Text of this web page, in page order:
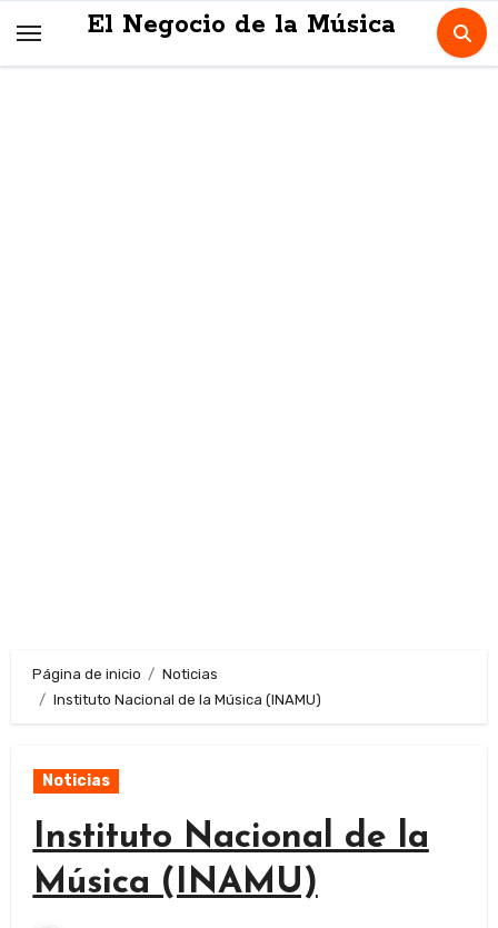
El Negocio de la Música
Página de inicio
Noticias
Instituto Nacional de la Música (INAMU)
Noticias
Instituto Nacional de la
Música (INAMU)